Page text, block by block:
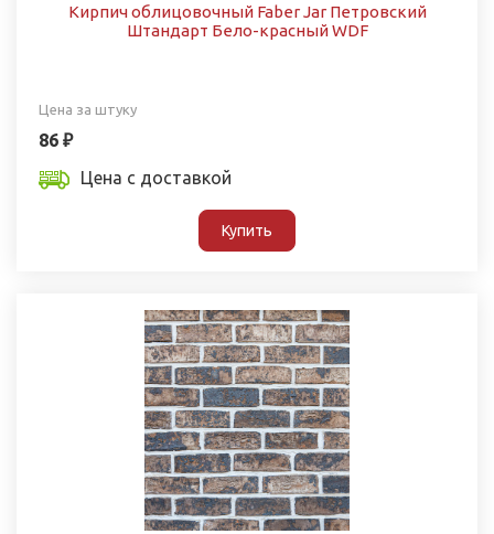
Кирпич облицовочный Faber Jar Петровский
Штандарт Бело-красный WDF
Цена за штуку
86 ₽
Цена с доставкой
Купить